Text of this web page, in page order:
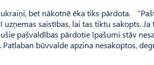
bet nākotnē ēka tiks pārdota.
saistības, lai tas tiktu sakopts.
pašvaldības pārdotie īpašumi stāv
Patlaban būvvalde apzina nesakoptos,